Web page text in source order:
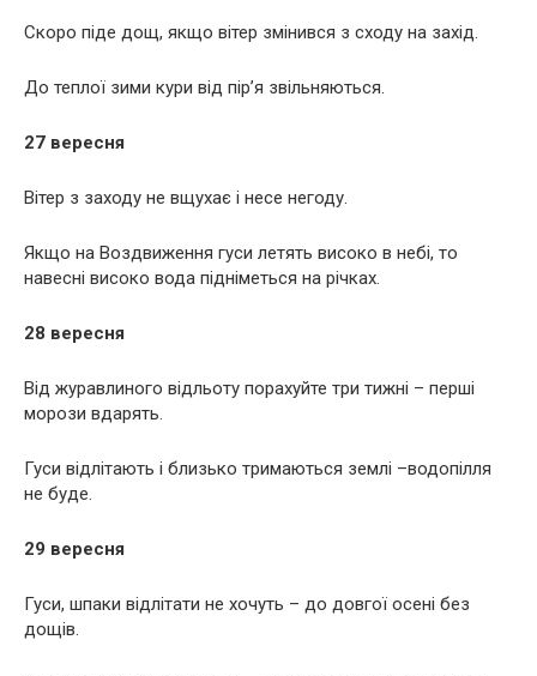
Скоро піде дощ, якщо вітер змінився з сходу на захід.
До теплої зими кури від пір’я звільняються.
27 вересня
Вітер з заходу не вщухає і несе негоду.
Якщо на Воздвиження гуси летять високо в небі, то
навесні високо вода підніметься на річках.
28 вересня
Від журавлиного відльоту порахуйте три тижні – перші
морози вдарять.
Гуси відлітають і близько тримаються землі –водопілля
не буде.
29 вересня
Гуси, шпаки відлітати не хочуть – до довгої осені без
дощів.